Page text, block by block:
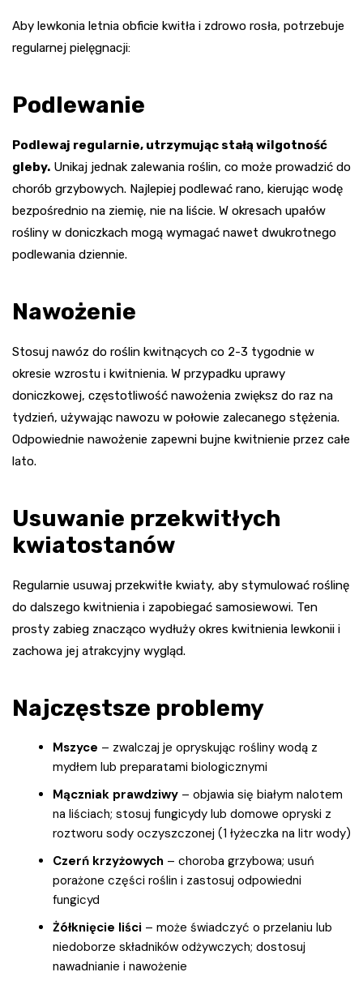
Aby lewkonia letnia obficie kwitła i zdrowo rosła, potrzebuje
regularnej pielęgnacji:
Podlewanie
Podlewaj regularnie, utrzymując stałą wilgotność
gleby. Unikaj jednak zalewania roślin, co może prowadzić do
chorób grzybowych. Najlepiej podlewać rano, kierując wodę
bezpośrednio na ziemię, nie na liście. W okresach upałów
rośliny w doniczkach mogą wymagać nawet dwukrotnego
podlewania dziennie.
Nawożenie
Stosuj nawóz do roślin kwitnących co 2-3 tygodnie w
okresie wzrostu i kwitnienia. W przypadku uprawy
doniczkowej, częstotliwość nawożenia zwiększ do raz na
tydzień, używając nawozu w połowie zalecanego stężenia.
Odpowiednie nawożenie zapewni bujne kwitnienie przez całe
lato.
Usuwanie przekwitłych
kwiatostanów
Regularnie usuwaj przekwitłe kwiaty, aby stymulować roślinę
do dalszego kwitnienia i zapobiegać samosiewowi. Ten
prosty zabieg znacząco wydłuży okres kwitnienia lewkonii i
zachowa jej atrakcyjny wygląd.
Najczęstsze problemy
Mszyce – zwalczaj je opryskując rośliny wodą z
mydłem lub preparatami biologicznymi
Mączniak prawdziwy – objawia się białym nalotem
na liściach; stosuj fungicydy lub domowe opryski z
roztworu sody oczyszczonej (1 łyżeczka na litr wody)
Czerń krzyżowych – choroba grzybowa; usuń
porażone części roślin i zastosuj odpowiedni
fungicyd
Żółknięcie liści – może świadczyć o przelaniu lub
niedoborze składników odżywczych; dostosuj
nawadnianie i nawożenie